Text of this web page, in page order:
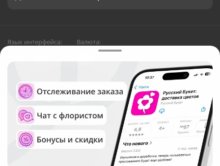
Язык интерфейса: Валюта:
Служба круглосуточной доставки цветов в
Нижневартовске
Русский Букет, 2026
Общество с ограниченной ответственностью «Технология»
ОГРН: 1195476081745, ИНН: 5410081997
Юридический адрес: г. Новосибирск, ул. Ипподромская,